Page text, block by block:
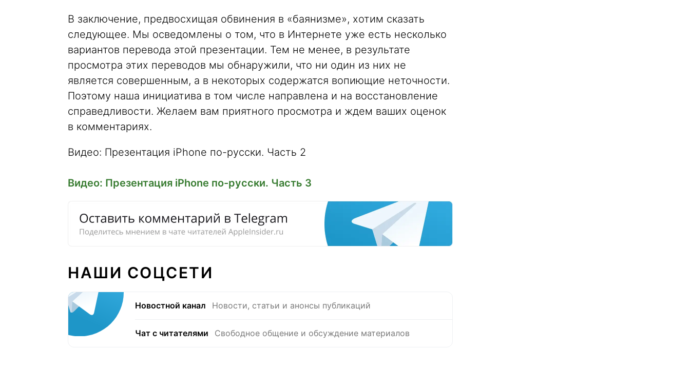
В заключение, предвосхищая обвинения в «баянизме», хотим сказать
следующее. Мы осведомлены о том, что в Интернете уже есть несколько
вариантов перевода этой презентации. Тем не менее, в результате
просмотра этих переводов мы обнаружили, что ни один из них не
является совершенным, а в некоторых содержатся вопиющие неточности.
Поэтому наша инициатива в том числе направлена и на восстановление
справедливости. Желаем вам приятного просмотра и ждем ваших оценок
в комментариях.
Видео: Презентация iPhone по-русски. Часть 2
Видео: Презентация iPhone по-русски. Часть 3
НАШИ СОЦСЕТИ
Новостной канал Новости, статьи и анонсы публикаций
Чат с читателями Свободное общение и обсуждение материалов